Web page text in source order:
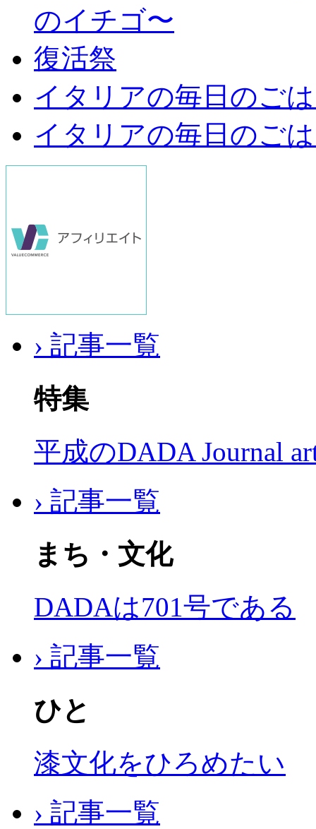
のイチゴ〜
復活祭
イタリアの毎日のご
イタリアの毎日のご
› 記事一覧
特集
平成のDADA Journal
› 記事一覧
まち・文化
DADAは701号である
› 記事一覧
ひと
漆文化をひろめたい
› 記事一覧